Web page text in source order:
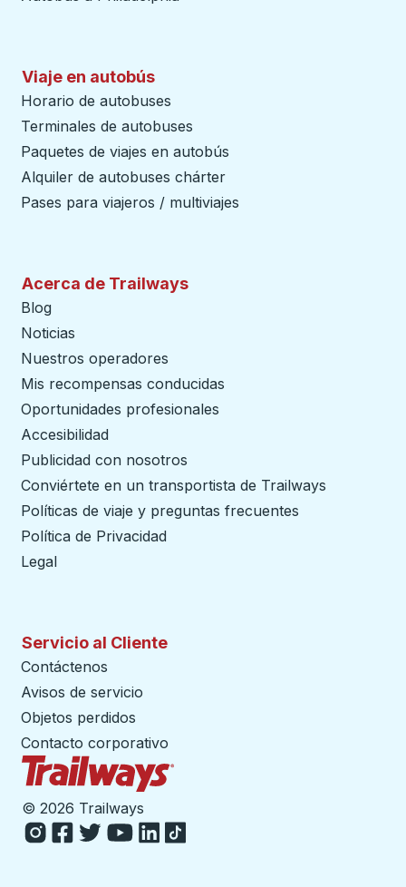
Viaje en autobús
Horario de autobuses
Terminales de autobuses
Paquetes de viajes en autobús
Alquiler de autobuses chárter
Pases para viajeros / multiviajes
Acerca de Trailways
Blog
Noticias
Nuestros operadores
Mis recompensas conducidas
Oportunidades profesionales
Accesibilidad
Publicidad con nosotros
Conviértete en un transportista de Trailways
Políticas de viaje y preguntas frecuentes
Política de Privacidad
Legal
Servicio al Cliente
Contáctenos
Avisos de servicio
Objetos perdidos
Contacto corporativo
© 2026 Trailways